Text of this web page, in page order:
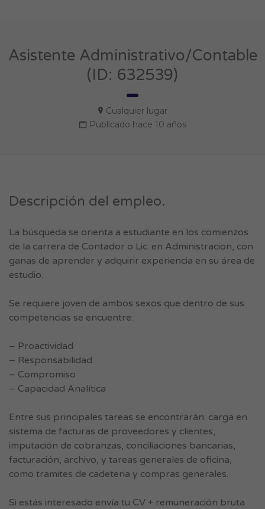
Asistente Administrativo/Contable
(ID: 632539)
Cualquier lugar
Publicado hace 10 años
Descripción del empleo.
La búsqueda se orienta a estudiante en los comienzos
de la carrera de Contador o Lic. en Administracion, con
ganas de aprender y adquirir experiencia en su área de
estudio.
Se requiere joven de ambos sexos que dentro de sus
competencias se encuentre:
– Proactividad
– Responsabilidad
– Compromiso
– Capacidad Analítica
Entre sus principales tareas se encontrarán: carga en
sistema de facturas de proveedores y clientes,
imputación de cobranzas, conciliaciones bancarias,
facturación, archivo, y tareas generales de oficina,
como tramites de cadeteria y compras generales.
Si estás interesado envía tu CV + remuneración bruta